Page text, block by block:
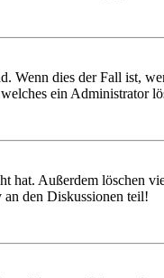
dies der Fall ist,
ein Administrator
hat. Außerdem löschen
den Diskussionen teil!